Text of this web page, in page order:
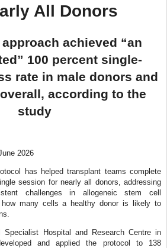
All Donors
achieved “an
100 percent single-
rate in male donors and
according to the
study
2026
has helped transplant teams complete
session for nearly all donors, addressing
challenges in allogeneic stem cell
how many cells a healthy donor is likely to
Hospital and Research Centre in
and applied the protocol to 138